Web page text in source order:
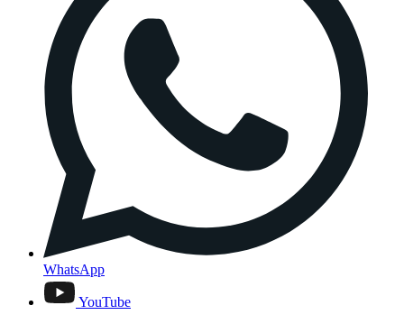
WhatsApp
YouTube